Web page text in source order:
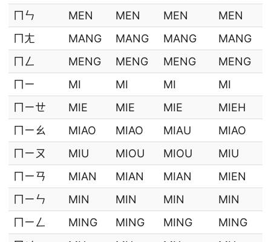
ㄇㄣ
MEN MEN MEN
MEN
ㄇㄤ
MANG MANG MANG
MANG
ㄇㄥ
MENG MENG MENG
MENG
ㄇㄧ
MI MI MI
MI
ㄇㄧㄝ
MIE MIE MIE
MIEH
ㄇㄧㄠ
MIAO MIAO MIAU
MIAO
ㄇㄧㄡ
MIU MIOU MIOU
MIU
ㄇㄧㄢ
MIAN MIAN MIAN
MIEN
ㄇㄧㄣ
MIN MIN MIN
MIN
ㄇㄧㄥ
MING MING MING
MING